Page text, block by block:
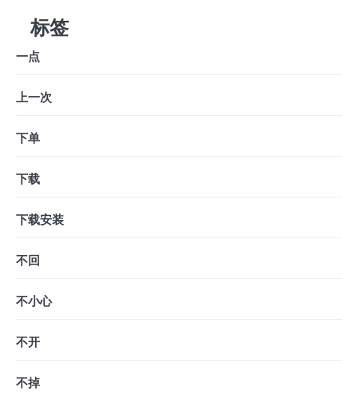
标签
一点
上一次
下单
下载
下载安装
不回
不小心
不开
不掉